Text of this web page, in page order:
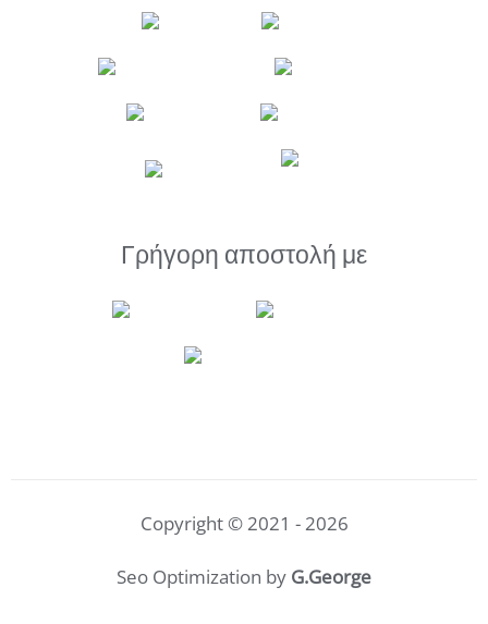
Γρήγορη αποστολή με
Copyright © 2021 - 2026
Seo Optimization by G.George